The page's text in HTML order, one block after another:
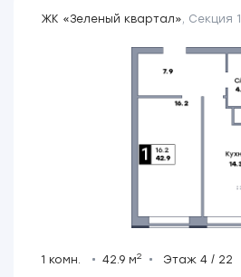
ЖК «Зеленый квартал», Секция 1
1 комн. 42.9 м2 Этаж 4 / 22